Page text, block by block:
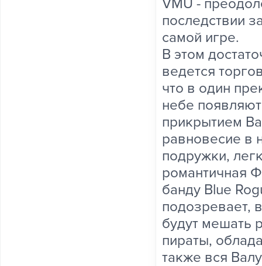
VMU -
последствии
самой игре.
В этом
ведется
что в один
небе
прикрытием
равновесие в
подружки,
романтичная
банду Blue
подозревает,
будут мешать
пираты,
также вся